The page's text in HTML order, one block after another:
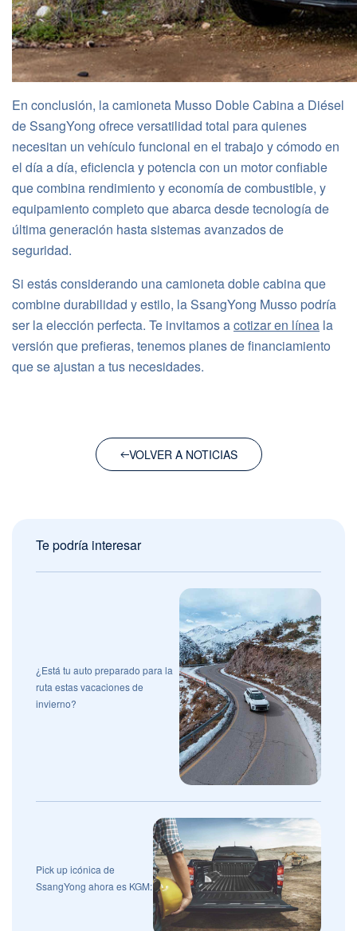
En conclusión, la camioneta Musso Doble Cabina a Diésel
de SsangYong ofrece versatilidad total para quienes
necesitan un vehículo funcional en el trabajo y cómodo en
el día a día, eficiencia y potencia con un motor confiable
que combina rendimiento y economía de combustible, y
equipamiento completo que abarca desde tecnología de
última generación hasta sistemas avanzados de
seguridad.
Si estás considerando una camioneta doble cabina que
combine durabilidad y estilo, la SsangYong Musso podría
ser la elección perfecta. Te invitamos acotizar en línea la
versión que prefieras, tenemos planes de financiamiento
que se ajustan a tus necesidades.
VOLVER A NOTICIAS
Te podría interesar
¿Está tu auto preparado para la
ruta estas vacaciones de
invierno?
Pick up icónica de
SsangYong ahora es KGM: